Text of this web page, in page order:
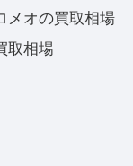
メオの買取相場
取相場